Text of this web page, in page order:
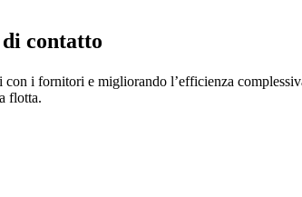
contatto
i fornitori e migliorando l’efficienza
flotta.